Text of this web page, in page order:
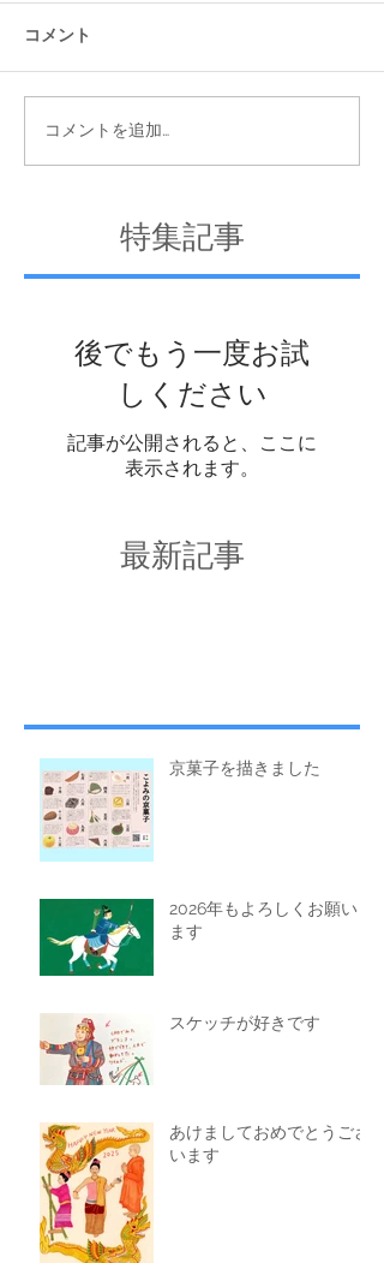
コメント
コメントを追加…
特集記事
後でもう一度お試
しください
記事が公開されると、ここに
表示されます。
最新記事
京菓子を描きました
2026年もよろしくお願いし
ます
スケッチが好きです
あけましておめでとうござ
います